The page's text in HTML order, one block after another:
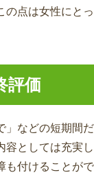
の点は女性にと
評価
」などの短期間
容としては充実
も付けることが